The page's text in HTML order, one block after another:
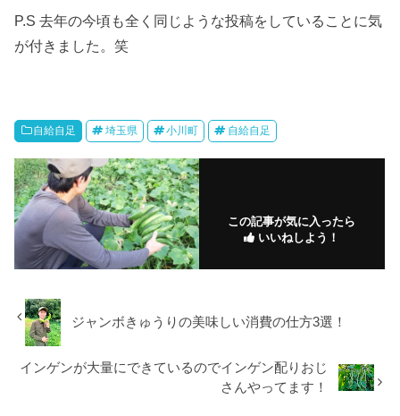
P.S 去年の今頃も全く同じような投稿をしていることに気
が付きました。笑
自給自足 埼玉県 小川町 自給自足
この記事が気に入ったら
いいねしよう！
ジャンボきゅうりの美味しい消費の仕方3選！
インゲンが大量にできているのでインゲン配りおじ
さんやってます！